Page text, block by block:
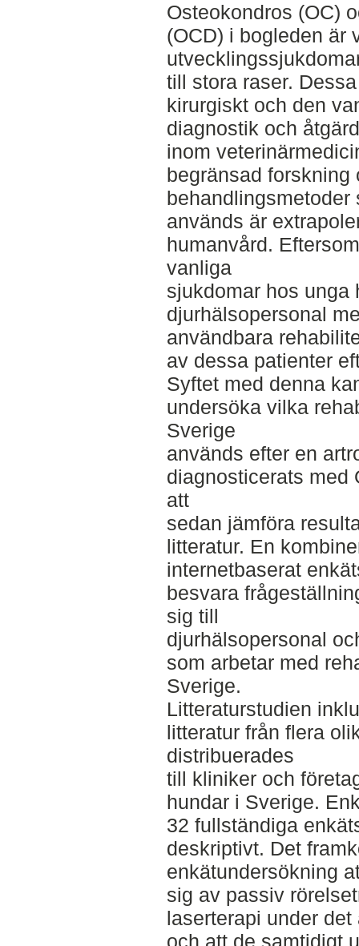
Osteokondros (OC)
(OCD) i bogleden är
till stora raser.
kirurgiskt och den
diagnostik och
inom
begränsad forskning
behandlingsmetoder
används är
humanvård.
vanliga
sjukdomar hos unga
djurhälsopersonal
användbara
av dessa patienter
Syftet med denna
undersöka vilka
Sverige
används efter en
diagnosticerats med
att
sedan jämföra
litteratur. En
internetbaserat
besvara
sig till
djurhälsopersonal
som arbetar med
Sverige.
Litteraturstudien
litteratur från flera
distribuerades
till kliniker och
hundar i Sverige.
32 fullständiga
deskriptivt. Det
enkätundersökning
sig av passiv
laserterapi under
och att de samtidigt